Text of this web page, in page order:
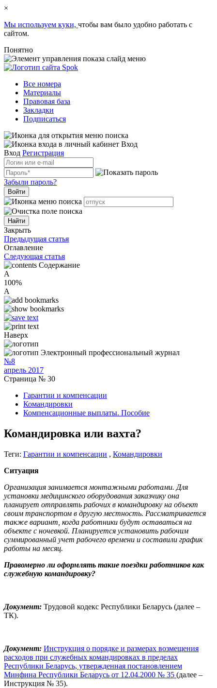
×
Мы используем куки, чтобы вам было удобно работать с
сайтом.
Понятно
Все номера
Материалы
Правовая база
Закладки
Подписаться
Вход
Вход Регистрация
Забыли пароль?
Войти
Закрыть
Предыдущая статья
Оглавление
Следующая статья
Содержание
A
100%
A
Наверх
Электронный профессиональный журнал
№8
апрель 2017
Страница № 30
Гарантии и компенсации
Командировки
Компенсационные выплаты. Пособие
Командировка или вахта?
Теги: Гарантии и компенсации , Командировки
Ситуация
Организация занимается монтажными работами. Для
установки медицинского оборудования заказчику она
планирует отправлять рабочих в командировку на объект
своим транспортом в другую местность. Рассматривается
также вариант, когда работники будут оставаться на
объекте с ночевкой. Планируется установить рабочим
суммированный учет рабочего времени и составили график
работы на месяц.
Правомерно ли оформлять такие поездки работников как
служебную командировку?
Документ: Трудовой кодекс Республики Беларусь (далее –
ТК).
Документ: Инструкция о порядке и размерах возмещения
расходов при служебных командировках в пределах
Республики Беларусь, утвержденная постановлением
Минфина Республики Беларусь от 12.04.2000 № 35 (далее –
Инструкция № 35).